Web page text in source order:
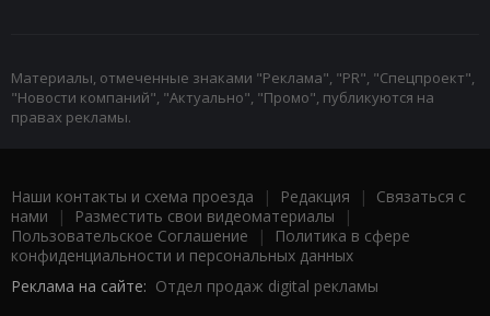
Материалы, отмеченные знаками "Реклама", "PR", "Спецпроект",
"Новости компаний", "Актуально", "Промо", публикуются на
правах рекламы.
Наши контакты и схема проезда | Редакция | Связаться с
нами | Разместить свои видеоматериалы |
Пользовательское Соглашение |
Политика в сфере
конфиденциальности и персональных данных
Реклама на сайте: Отдел продаж digital рекламы